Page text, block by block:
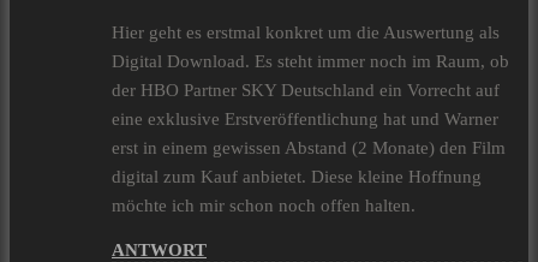
Hier geht es erstmal konkret um die Auswertung als
Digital Download. Es steht immer noch im Raum, ob
der HBO Partner SKY Deutschland ein Vorrecht auf
eine exklusive Erstveröffentlichung hat und Warner
erst in einem gewissen Abstand (2 Monate) den Film
digital zum Kauf anbietet. Diese kleine Hoffnung
möchte ich mir schon noch offen halten.
ANTWORT